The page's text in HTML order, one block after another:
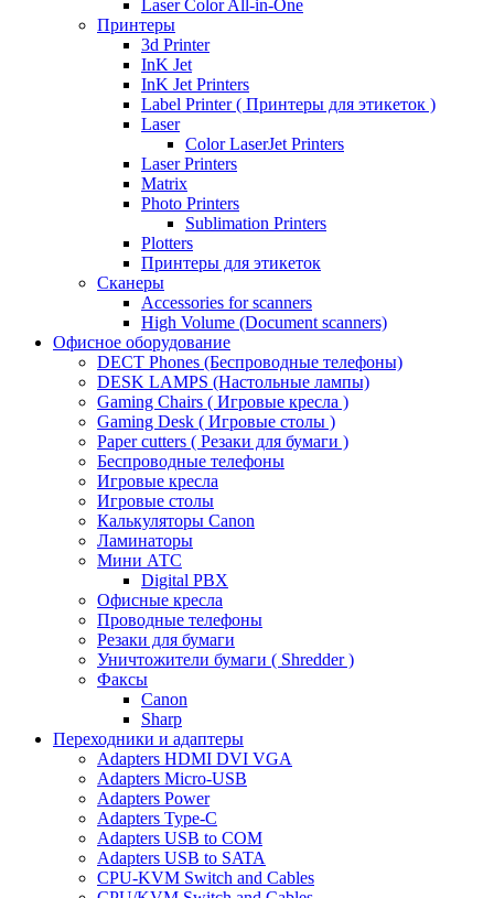
Laser Color All-in-One
Принтеры
3d Printer
InK Jet
InK Jet Printers
Label Printer ( Принтеры для этикеток )
Laser
Color LaserJet Printers
Laser Printers
Matrix
Photo Printers
Sublimation Printers
Plotters
Принтеры для этикеток
Сканеры
Accessories for scanners
High Volume (Document scanners)
Офисное оборудование
DECT Phones (Беспроводные телефоны)
DESK LAMPS (Настольные лампы)
Gaming Chairs ( Игровые кресла )
Gaming Desk ( Игровые столы )
Paper cutters ( Резаки для бумаги )
Беспроводные телефоны
Игровые кресла
Игровые столы
Калькуляторы Canon
Ламинаторы
Мини АТС
Digital PBX
Офисные кресла
Проводные телефоны
Резаки для бумаги
Уничтожители бумаги ( Shredder )
Факсы
Canon
Sharp
Переходники и адаптеры
Adapters HDMI DVI VGA
Adapters Micro-USB
Adapters Power
Adapters Type-C
Adapters USB to COM
Adapters USB to SATA
CPU-KVM Switch and Cables